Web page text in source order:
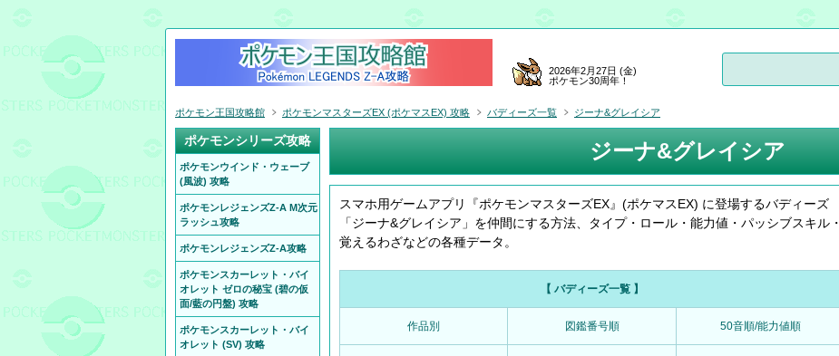
ジーナ&グレイシア
スマホ用ゲームアプリ『ポケモンマスターズEX』(ポケマスEX) に登場するバディーズ
「ジーナ&グレイシア」を仲間にする方法、タイプ・ロール・能力値・パッシブスキル・
覚えるわざなどの各種データ。
【 バディーズ一覧 】
作品別 図鑑番号順 50音順/能力値順
2026年2月27日 (金)
ポケモン30周年！
ポケモン王国攻略館 ポケモンマスターズEX (ポケマスEX) 攻略 バディーズ一覧 ジーナ&グレイシア
ポケモンシリーズ攻略
ポケモンウインド・ウェーブ
(風波) 攻略
ポケモンレジェンズZ-A M次元
ラッシュ攻略
ポケモンレジェンズZ-A攻略
ポケモンスカーレット・バイ
オレット ゼロの秘宝 (碧の仮
面/藍の円盤) 攻略
ポケモンスカーレット・バイ
オレット (SV) 攻略